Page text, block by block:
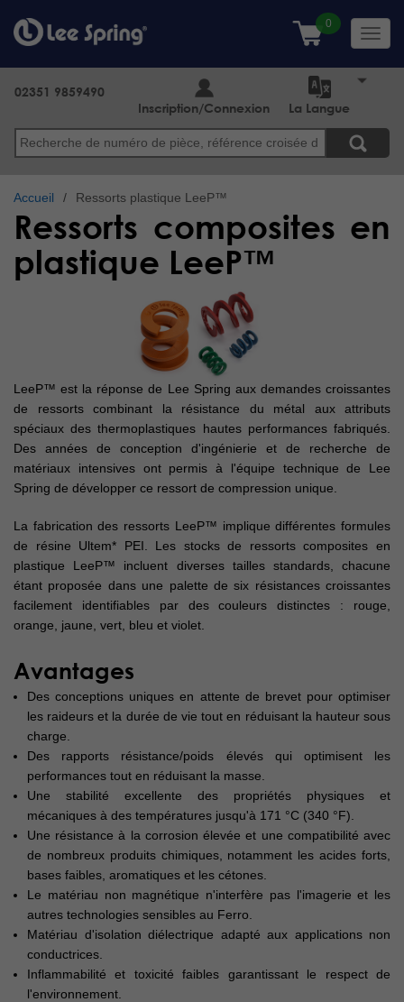
au
contenu
principal
Search
02351 9859490
Inscription/Connexion
La Langue
Accueil Ressorts plastique LeeP™
Ressorts composites en
plastique LeeP™
LeeP™ est la réponse de Lee Spring aux demandes croissantes
de ressorts combinant la résistance du métal aux attributs
spéciaux des thermoplastiques hautes performances fabriqués.
Des années de conception d'ingénierie et de recherche de
matériaux intensives ont permis à l'équipe technique de Lee
Spring de développer ce ressort de compression unique.
La fabrication des ressorts LeeP™ implique différentes formules
de résine Ultem* PEI. Les stocks de ressorts composites en
plastique LeeP™ incluent diverses tailles standards, chacune
étant proposée dans une palette de six résistances croissantes
facilement identifiables par des couleurs distinctes : rouge,
orange, jaune, vert, bleu et violet.
Avantages
Des conceptions uniques en attente de brevet pour optimiser
les raideurs et la durée de vie tout en réduisant la hauteur sous
charge.
Des rapports résistance/poids élevés qui optimisent les
performances tout en réduisant la masse.
Une stabilité excellente des propriétés physiques et
mécaniques à des températures jusqu'à 171 °C (340 °F).
Une résistance à la corrosion élevée et une compatibilité avec
de nombreux produits chimiques, notamment les acides forts,
bases faibles, aromatiques et les cétones.
Le matériau non magnétique n'interfère pas l'imagerie et les
autres technologies sensibles au Ferro.
Matériau d'isolation diélectrique adapté aux applications non
conductrices.
Inflammabilité et toxicité faibles garantissant le respect de
l'environnement.